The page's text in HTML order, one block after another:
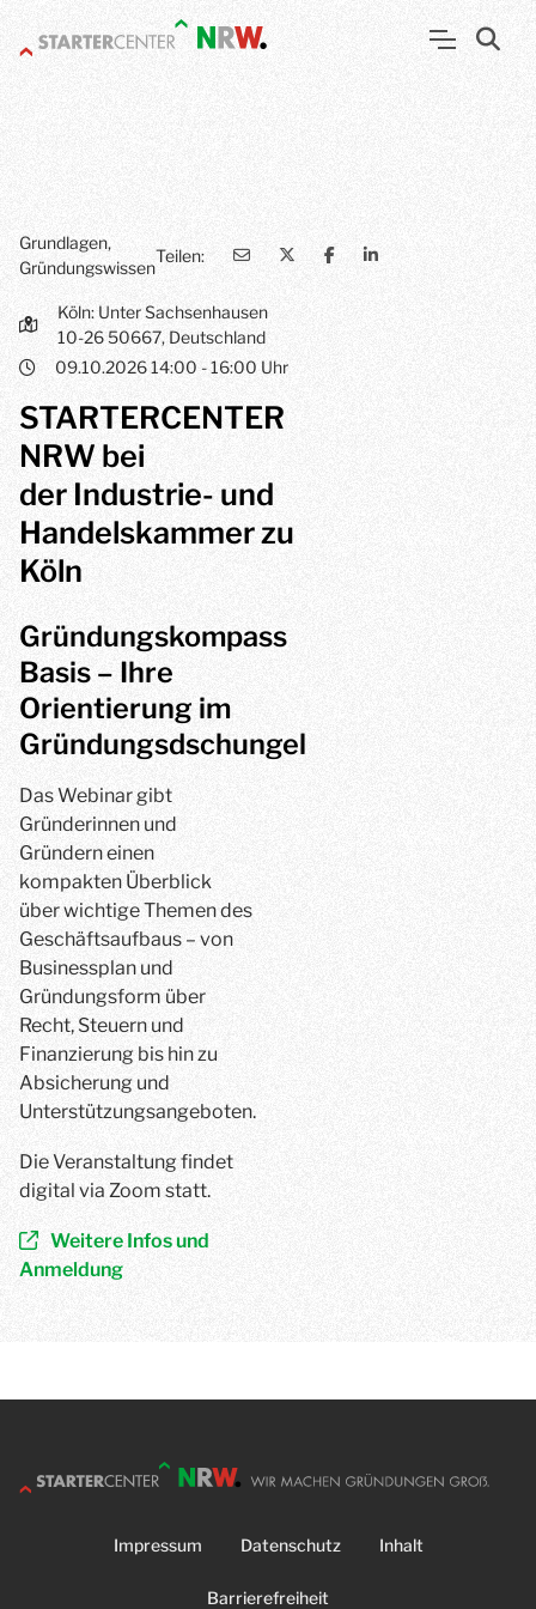
Grundlagen,
Gründungswissen
Teilen:
Köln: Unter Sachsenhausen
10-26 50667, Deutschland
09.10.2026 14:00 - 16:00 Uhr
STARTERCENTER
NRW bei
der Industrie- und
Handelskammer zu
Köln
Gründungskompass
Basis – Ihre
Orientierung im
Gründungsdschungel
Das Webinar gibt
Gründerinnen und
Gründern einen
kompakten Überblick
über wichtige Themen des
Geschäftsaufbaus – von
Businessplan und
Gründungsform über
Recht, Steuern und
Finanzierung bis hin zu
Absicherung und
Unterstützungsangeboten.
Die Veranstaltung findet
digital via Zoom statt.
Weitere Infos und
Anmeldung
Impressum Datenschutz Inhalt
Barrierefreiheit